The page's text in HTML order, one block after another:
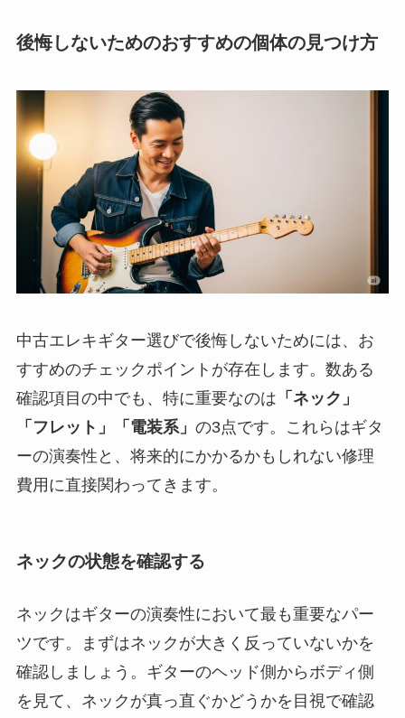
後悔しないためのおすすめの個体の見つけ方
中古エレキギター選びで後悔しないためには、お
すすめのチェックポイントが存在します。数ある
確認項目の中でも、特に重要なのは 「ネック」
「フレット」「電装系」 の3点です。これらはギタ
ーの演奏性と、将来的にかかるかもしれない修理
費用に直接関わってきます。
ネックの状態を確認する
ネックはギターの演奏性において最も重要なパー
ツです。まずはネックが大きく反っていないかを
確認しましょう。ギターのヘッド側からボディ側
を見て、ネックが真っ直ぐかどうかを目視で確認